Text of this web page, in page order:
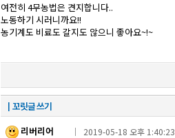
여전히 4무농법은 견지합니다..
노동하기 시러니까요!!
농기계도 비료도 갈지도 않으니 좋아요~!~
┃꼬릿글 쓰기
리버리어
｜ 2019-05-18 오후 1:40:23